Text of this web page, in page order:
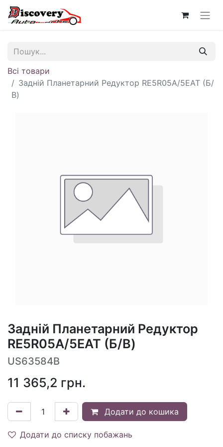
Всі товари
Задній Планетарний Редуктор RE5R05A/5EAT (Б/
В)
Задній Планетарний Редуктор
RE5R05A/5EAT (Б/В)
US63584B
11 365,2 грн.
Додати до кошика
Додати до списку побажань